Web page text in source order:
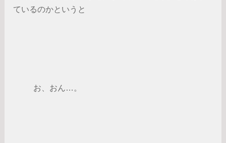
ているのかというと
お、おん…。